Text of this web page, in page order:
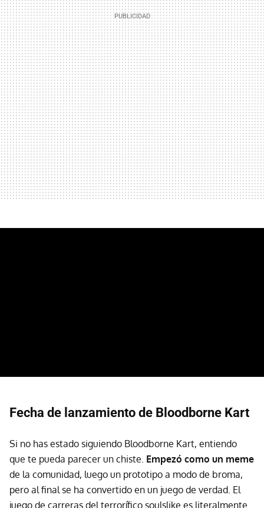
Fecha de lanzamiento de Bloodborne Kart
Si no has estado siguiendo Bloodborne Kart, entiendo
que te pueda parecer un chiste. Empezó como un meme
de la comunidad, luego un prototipo a modo de broma,
pero al final se ha convertido en un juego de verdad. El
juego de carreras del terrorífico soulslike es literalmente